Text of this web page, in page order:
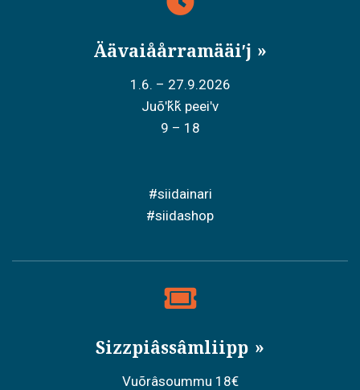
Äävaiåårramääiʹj
1.6. – 27.9.2026
Juõʹǩǩ peeiʹv
9 – 18
#siidainari
#siidashop
Sizzpiâssâmliipp
Vuõrâsoummu 18€